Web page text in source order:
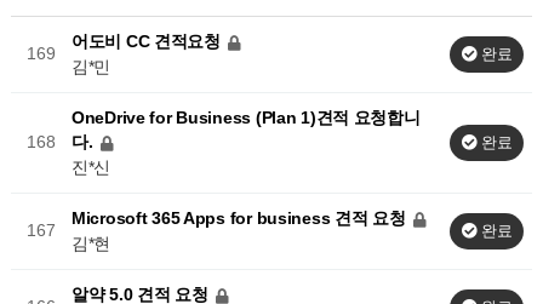
169
어도비 CC 견적요청
김*민
완료
168
OneDrive for Business (Plan 1)견적 요청합니
다.
진*신
완료
167
Microsoft 365 Apps for business 견적 요청
김*현
완료
알약 5.0 견적 요청